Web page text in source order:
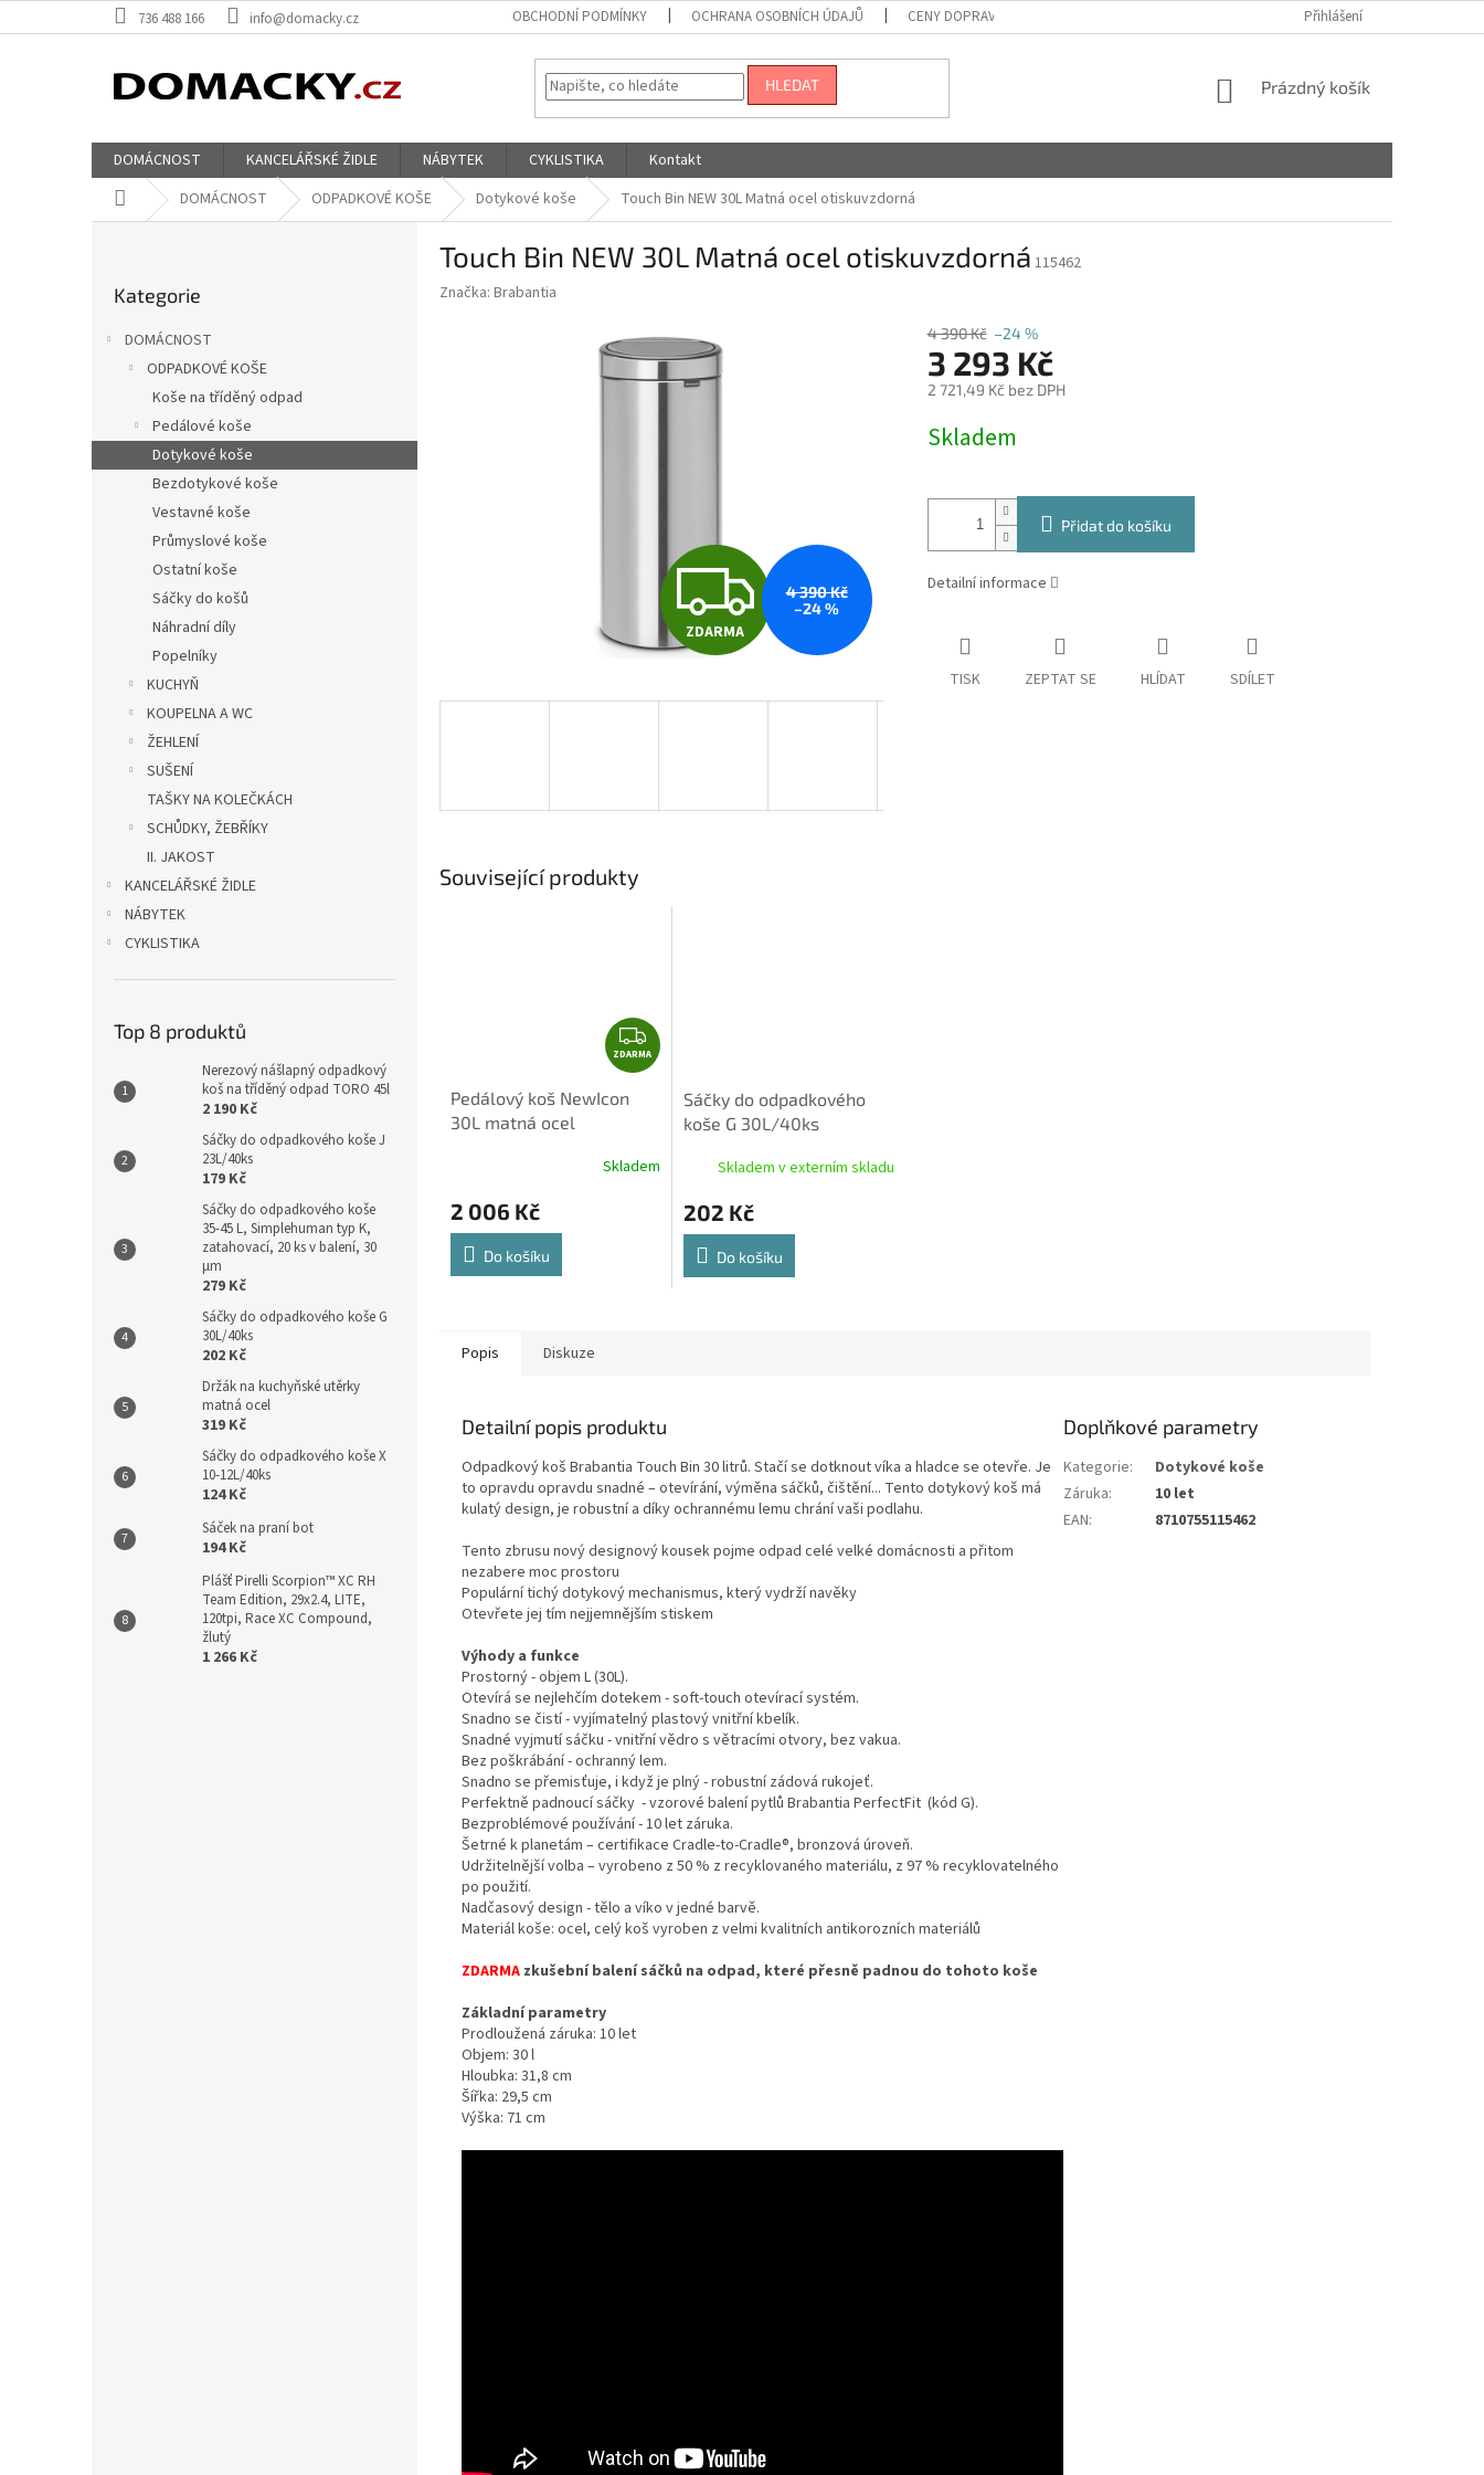
na
736 488 166 info@domacky.cz OBCHODNÍ PODMÍNKY OCHRANA OSOBNÍCH ÚDAJŮ CENY DOPRAVY Přihlášení
HLEDAT
NÁKUPNÍ
Prázdný košík
DOMÁCNOST KANCELÁŘSKÉ ŽIDLE NÁBYTEK CYKLISTIKA
Kontakt
Domů DOMÁCNOST ODPADKOVÉ KOŠE Dotykové koše Touch Bin NEW 30L Matná ocel otiskuvzdorná
a
kategorie
Kategorie
DOMÁCNOST
ODPADKOVÉ KOŠE
Koše na tříděný odpad
Pedálové koše
Dotykové koše
Bezdotykové koše
Vestavné koše
Průmyslové koše
Ostatní koše
Sáčky do košů
Náhradní díly
Popelníky
KUCHYŇ
KOUPELNA A WC
ŽEHLENÍ
SUŠENÍ
TAŠKY NA KOLEČKÁCH
SCHŮDKY, ŽEBŘÍKY
II. JAKOST
KANCELÁŘSKÉ ŽIDLE
NÁBYTEK
CYKLISTIKA
Top 8 produktů
Nerezový nášlapný odpadkový
koš na tříděný odpad TORO 45l
2 190 Kč
Sáčky do odpadkového koše J
23L/40ks
179 Kč
Sáčky do odpadkového koše
35-45 L, Simplehuman typ K,
zatahovací, 20 ks v balení, 30
µm
279 Kč
Sáčky do odpadkového koše G
30L/40ks
202 Kč
Držák na kuchyňské utěrky
matná ocel
319 Kč
Sáčky do odpadkového koše X
10-12L/40ks
124 Kč
Sáček na praní bot
194 Kč
Plášť Pirelli Scorpion™ XC RH
Team Edition, 29x2.4, LITE,
120tpi, Race XC Compound,
žlutý
1 266 Kč
Touch Bin NEW 30L Matná ocel otiskuvzdorná 115462
Značka: Brabantia
Z
D
R
ZDARMA
4 390 Kč
–24 %
4 390 Kč –24 %
3 293 Kč
2 721,49 Kč bez DPH
cena:
Skladem
Přidat do košíku
Detailní informace
TISK ZEPTAT SE HLÍDAT SDÍLET
Související produkty
Z
D
A
ZDARMA
Pedálový koš NewIcon
30L matná ocel
Skladem
2 006 Kč
Do košíku
Sáčky do odpadkového
koše G 30L/40ks
Skladem v externím skladu
202 Kč
Do košíku
Popis Diskuze
Detailní popis produktu
Odpadkový koš Brabantia Touch Bin 30 litrů. Stačí se dotknout víka a hladce se otevře. Je
to opravdu opravdu snadné – otevírání, výměna sáčků, čištění... Tento dotykový koš má
kulatý design, je robustní a díky ochrannému lemu chrání vaši podlahu.
Tento zbrusu nový designový kousek pojme odpad celé velké domácnosti a přitom
nezabere moc prostoru
Populární tichý dotykový mechanismus, který vydrží navěky
Otevřete jej tím nejjemnějším stiskem
Výhody a funkce
Prostorný - objem L (30L).
Otevírá se nejlehčím dotekem - soft-touch otevírací systém.
Snadno se čistí - vyjímatelný plastový vnitřní kbelík.
Snadné vyjmutí sáčku - vnitřní vědro s větracími otvory, bez vakua.
Bez poškrábání - ochranný lem.
Snadno se přemisťuje, i když je plný - robustní zádová rukojeť.
Perfektně padnoucí sáčky - vzorové balení pytlů Brabantia PerfectFit (kód G).
Bezproblémové používání - 10 let záruka.
Šetrné k planetám – certifikace Cradle-to-Cradle®, bronzová úroveň.
Udržitelnější volba – vyrobeno z 50 % z recyklovaného materiálu, z 97 % recyklovatelného
po použití.
Nadčasový design - tělo a víko v jedné barvě.
Materiál koše: ocel, celý koš vyroben z velmi kvalitních antikorozních materiálů
ZDARMA zkušební balení sáčků na odpad, které přesně padnou do tohoto koše
Základní parametry
Prodloužená záruka: 10 let
Objem: 30 l
Hloubka: 31,8 cm
Šířka: 29,5 cm
Výška: 71 cm
Doplňkové parametry
Kategorie:
Dotykové koše
Záruka:
10 let
EAN: 8710755115462